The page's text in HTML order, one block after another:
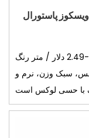
47% پارچه ویسکوز پاستورال
قیمت: 0.10-2.49 دلار / متر رنگ: FRT05-0239-XA/RF ریون یک
سبک وزن، نرم و